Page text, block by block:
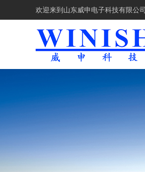
欢迎来到 山东威申电子科技有限公